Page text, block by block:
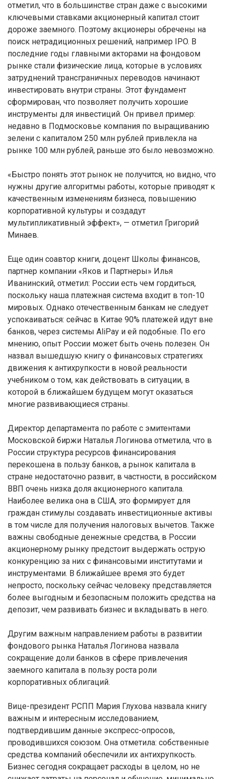
отметил, что в большинстве стран даже с высокими
ключевыми ставками акционерный капитал стоит
дороже заемного. Поэтому акционеры обречены на
поиск нетрадиционных решений, например IPO. В
последние годы главными акторами на фондовом
рынке стали физические лица, которые в условиях
затруднений трансграничных переводов начинают
инвестировать внутри страны. Этот фундамент
сформирован, что позволяет получить хорошие
инструменты для инвестиций. Он привел пример:
недавно в Подмосковье компания по выращиванию
зелени с капиталом 250 млн рублей привлекла на
рынке 100 млн рублей, раньше это было невозможно.
«Быстро понять этот рынок не получится, но видно, что
нужны другие алгоритмы работы, которые приводят к
качественным изменениям бизнеса, повышению
корпоративной культуры и создадут
мультипликативный эффект», — отметил Григорий
Минаев.
Еще один соавтор книги, доцент Школы финансов,
партнер компании «Яков и Партнеры» Илья
Иванинский, отметил: России есть чем гордиться,
поскольку наша платежная система входит в топ-10
мировых. Однако отечественным банкам не следует
успокаиваться: сейчас в Китае 90% платежей идут вне
банков, через системы AliPay и ей подобные. По его
мнению, опыт России может быть очень полезен. Он
назвал вышедшую книгу о финансовых стратегиях
движения к антихрупкости в новой реальности
учебником о том, как действовать в ситуации, в
которой в ближайшем будущем могут оказаться
многие развивающиеся страны.
Директор департамента по работе с эмитентами
Московской биржи Наталья Логинова отметила, что в
России структура ресурсов финансирования
перекошена в пользу банков, а рынок капитала в
стране недостаточно развит, в частности, в российском
ВВП очень низка доля акционерного капитала.
Наиболее велика она в США, это формирует для
граждан стимулы создавать инвестиционные активы
в том числе для получения налоговых вычетов. Также
важны свободные денежные средства, в России
акционерному рынку предстоит выдержать острую
конкуренцию за них с финансовыми институтами и
инструментами. В ближайшее время это будет
непросто, поскольку сейчас человеку представляется
более выгодным и безопасным положить средства на
депозит, чем развивать бизнес и вкладывать в него.
Другим важным направлением работы в развитии
фондового рынка Наталья Логинова назвала
сокращение доли банков в сфере привлечения
заемного капитала в пользу роста роли
корпоративных облигаций.
Вице-президент РСПП Мария Глухова назвала книгу
важным и интересным исследованием,
подтвердившим данные экспресс-опросов,
проводившихся союзом. Она отметила: собственные
средства компаний обеспечили их антихрупкость.
Бизнес сегодня сокращает расходы в целом, но не